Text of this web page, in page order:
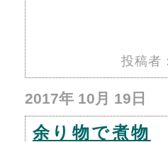
投稿者
2017年 10月 19日
余り物で煮物